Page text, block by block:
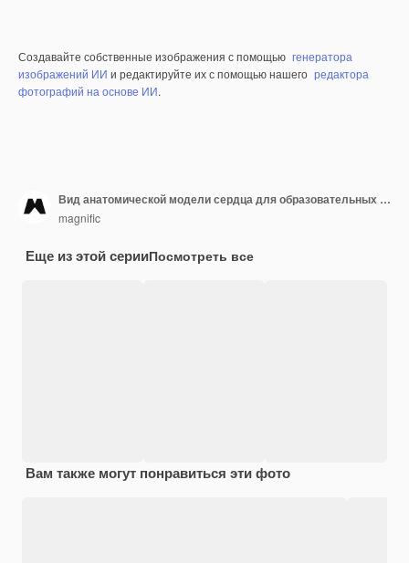
Создавайте собственные изображения с помощью генератора
изображений ИИ и редактируйте их с помощью нашего редактора
фотографий на основе ИИ.
Вид анатомической модели сердца для образовательных целей со стетоскопом
magnific
Еще из этой серииПосмотреть все
Вам также могут понравиться эти фото